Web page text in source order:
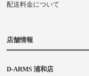
配送料金について
店舗情報
D-ARMS 浦和店